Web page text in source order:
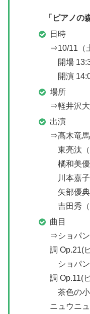
「ピアノの
日時
⇒10/11（
開場
開演
場所
⇒軽井沢
出演
⇒髙木竜馬
東亮汰（
橘和美優
川本嘉子
矢部優典
吉田秀（
曲目
⇒ショパン
調 Op.21(
ショパン
調 Op.11(
茶色の小
ニュウニ